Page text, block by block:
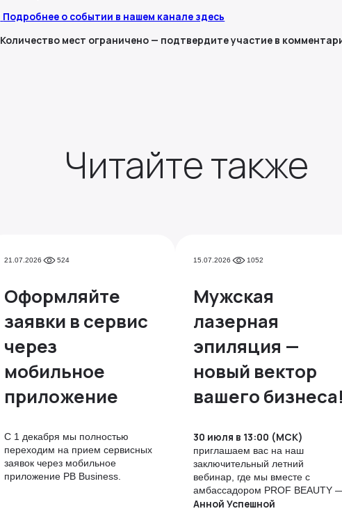
Подробнее о событии в нашем канале здесь
Количество мест ограничено — подтвердите участие в
Читайте также
21.07.2026 524
Оформляйте
заявки в сервис
через
мобильное
приложение
С 1 декабря мы полностью
переходим на прием сервисных
заявок через мобильное
приложение PB Business.
15.07.2026 1052
Мужская
лазерная
эпиляция —
новый вектор
вашего
30 июля в 13:00 (МСК)
приглашаем вас на наш
заключительный летний
вебинар, где мы вместе с
амбассадором PROF BEAUTY
Анной Успешной